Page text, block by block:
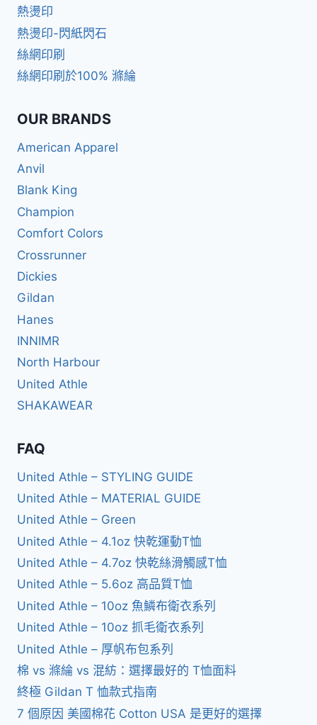
熱燙印
熱燙印-閃紙閃石
絲網印刷
絲網印刷於100% 滌綸
OUR BRANDS
American Apparel
Anvil
Blank King
Champion
Comfort Colors
Crossrunner
Dickies
Gildan
Hanes
INNIMR
North Harbour
United Athle
SHAKAWEAR
FAQ
United Athle – STYLING GUIDE
United Athle – MATERIAL GUIDE
United Athle – Green
United Athle – 4.1oz 快乾運動T恤
United Athle – 4.7oz 快乾絲滑觸感T恤
United Athle – 5.6oz 高品質T恤
United Athle – 10oz 魚鱗布衛衣系列
United Athle – 10oz 抓毛衛衣系列
United Athle – 厚帆布包系列
棉 vs 滌綸 vs 混紡：選擇最好的 T恤面料
終極 Gildan T 恤款式指南
7 個原因 美國棉花 Cotton USA 是更好的選擇